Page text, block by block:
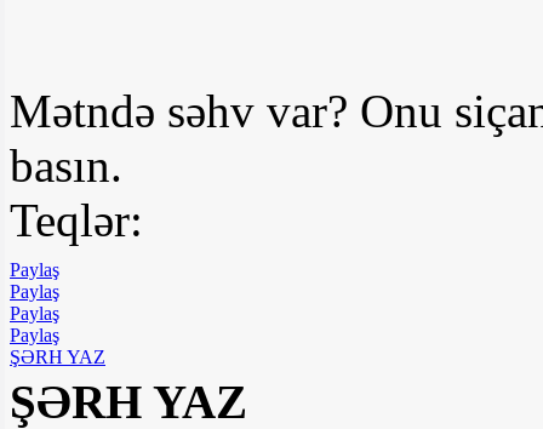
Mətndə səhv var? Onu
basın.
Teqlər:
Paylaş
Paylaş
Paylaş
Paylaş
ŞƏRH YAZ
ŞƏRH YAZ